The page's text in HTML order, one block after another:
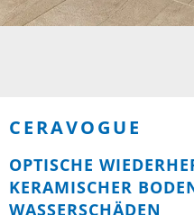
CERAVOGUE
OPTISCHE
KERAMISCHER
WASSERSCHÄDEN